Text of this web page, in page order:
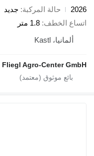
حالة المركبة جديد
الخطف
1.8 متر
Fliegl Agro-Center